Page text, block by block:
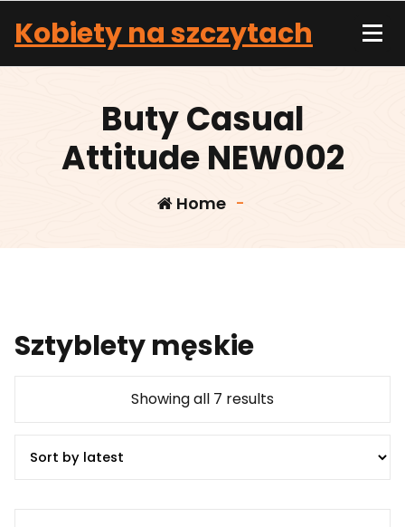
content
Kobiety na szczytach
Buty Casual
Attitude NEW002
Home -
Sztyblety męskie
Showing all 7 results